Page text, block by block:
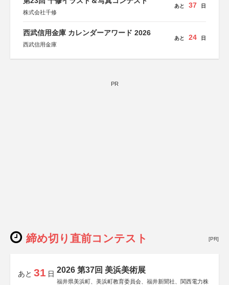
株式会社千修
あと 37 日
西武信用金庫 カレンダーアワード 2026
西武信用金庫
あと 24 日
PR
締め切り直前コンテスト [PR]
あと 31 日 2026 第37回 美浜美術展
福井県美浜町、美浜町教育委員会、福井新聞社、関西電力株